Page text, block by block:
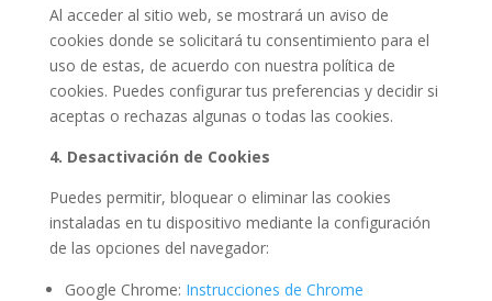
Al acceder al sitio web, se mostrará un aviso de
cookies donde se solicitará tu consentimiento para el
uso de estas, de acuerdo con nuestra política de
cookies. Puedes configurar tus preferencias y decidir si
aceptas o rechazas algunas o todas las cookies.
4. Desactivación de Cookies
Puedes permitir, bloquear o eliminar las cookies
instaladas en tu dispositivo mediante la configuración
de las opciones del navegador:
Google Chrome: Instrucciones de Chrome